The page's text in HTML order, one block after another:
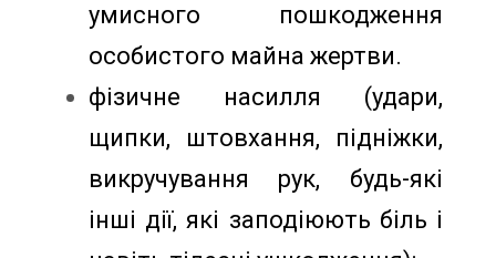
умисного пошкодження
особистого майна жертви.
фізичне насилля (удари,
щипки, штовхання, підніжки,
викручування рук, будь-які
інші дії, які заподіюють біль і